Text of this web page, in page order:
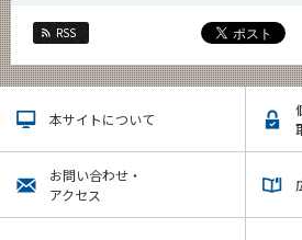
RSS
本サイトについて
お問い合わせ・
アクセス